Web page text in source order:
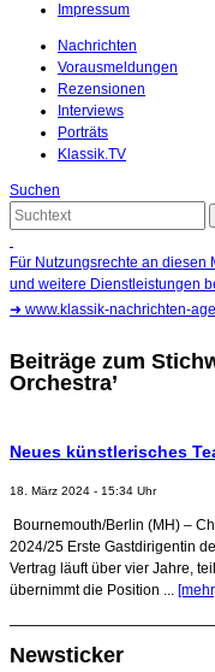
Impressum
Nachrichten
Vorausmeldungen
Rezensionen
Interviews
Porträts
Klassik.TV
Suchen
Für Nutzungsrechte an diesen
und weitere Dienstleistungen
➜ www.klassik-nachrichten-
Beiträge zum
Orchestra’
Neues künstlerisches
18. März 2024 - 15:34 Uhr
Bournemouth/Berlin (MH) –
2024/25 Erste Gastdirigentin
Vertrag läuft über vier Jahre,
übernimmt die Position ...
Newsticker